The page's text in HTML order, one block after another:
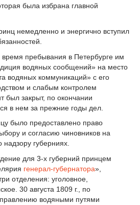
была избрана главной
немедленно и энергично вступил
пребывания в Петербурге им
водяных сообщений» на место
водяных коммуникаций» с его
и слабым контролем
был закрыт, по окончании
в нем за прежние годы дел.
было предоставлено право
и согласию чиновников на
надзору губерниях.
для 3-х губерний принцем
генерал-губернатора»,
отделения: уголовное,
30 августа 1809 г., по
водяными путями